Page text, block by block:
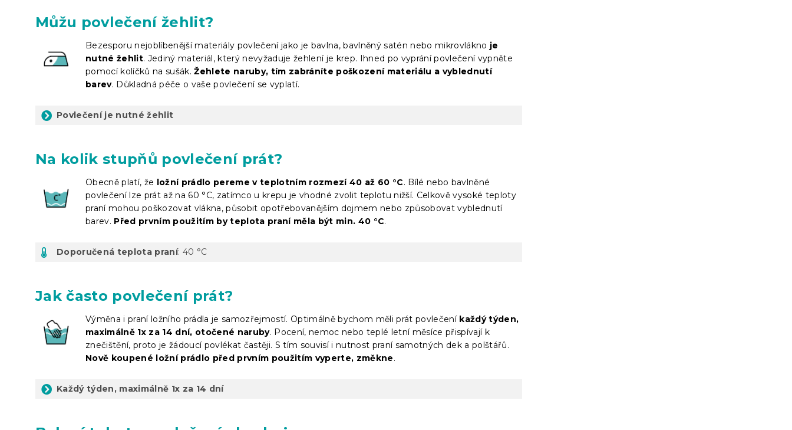
Můžu povlečení žehlit?
Bezesporu nejoblíbenější materiály povlečení jako je bavlna, bavlněný satén nebo mikrovlákno je
nutné žehlit. Jediný materiál, který nevyžaduje žehlení je krep. Ihned po vyprání povlečení vypněte
pomocí kolíčků na sušák.Žehlete naruby, tím zabráníte poškození materiálu a vyblednutí
barev. Důkladná péče o vaše povlečení se vyplatí.
Povlečení je nutné žehlit
Na kolik stupňů povlečení prát?
Obecně platí, že ložní prádlo pereme v teplotním rozmezí 40 až 60 °C. Bílé nebo bavlněné
povlečení lze prát až na 60 °C, zatímco u krepu je vhodné zvolit teplotu nižší. Celkově vysoké teploty
praní mohou poškozovat vlákna, působit opotřebovanějším dojmem nebo způsobovat vyblednutí
barev. Před prvním použitím by teplota praní měla být min. 40 °C.
Doporučená teplota praní: 40 °C
Jak často povlečení prát?
Výměna i praní ložního prádla je samozřejmostí. Optimálně bychom měli prát povlečení každý týden,
maximálně 1x za 14 dní, otočené naruby. Pocení, nemoc nebo teplé letní měsíce přispívají k
znečištění, proto je žádoucí povlékat častěji. S tím souvisí i nutnost praní samotných dek a polštářů.
Nově koupené ložní prádlo před prvním použitím vyperte, změkne.
Každý týden, maximálně 1x za 14 dní